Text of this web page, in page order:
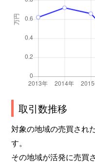
取引数推移
対象の地域の売買され
す。
その地域が活発に売買